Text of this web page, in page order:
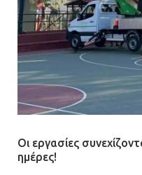
Οι εργασίες
ημέρες!